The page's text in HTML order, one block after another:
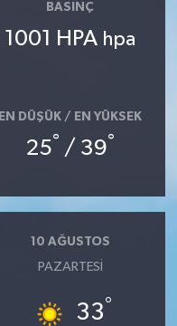
BASINÇ
1001 HPA hpa
EN DÜŞÜK / EN YÜKSEK
25° / 39°
10 AĞUSTOS
PAZARTESI
33°